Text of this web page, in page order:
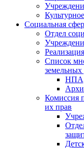
Социальная
Отдел
Список
земельных
НПА,
Комиссия
их прав